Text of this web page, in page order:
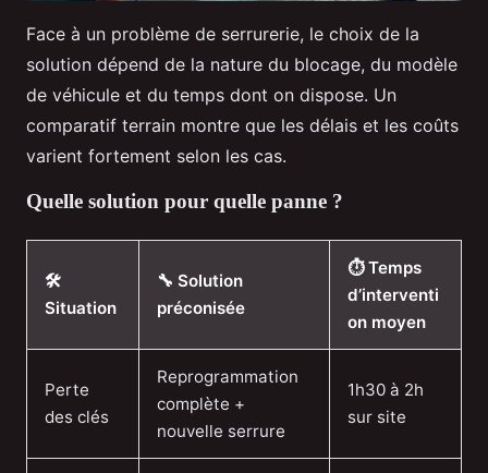
Face à un problème de serrurerie, le choix de la
solution dépend de la nature du blocage, du modèle
de véhicule et du temps dont on dispose. Un
comparatif terrain montre que les délais et les coûts
varient fortement selon les cas.
Quelle solution pour quelle panne ?
🛠️
Situation
🔧 Solution
préconisée
⏱️ Temps
d’interventi
on moyen
Perte
des clés
Reprogrammation
complète +
nouvelle serrure
1h30 à 2h
sur site